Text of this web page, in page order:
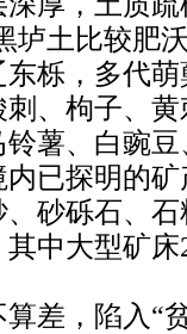
垆土比较肥
栎，多代
、枸子、
薯、白豌
已探明的
砂砾石、
中大型矿
差，陷入“